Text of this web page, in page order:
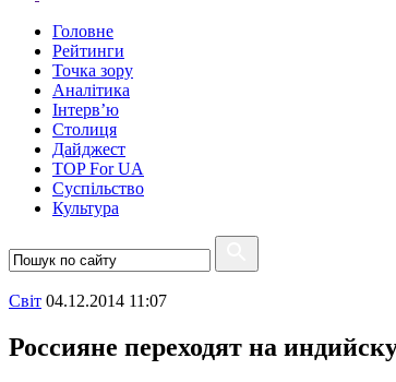
Головне
Рейтинги
Точка зору
Аналітика
Інтерв’ю
Столиця
Дайджест
TOP For UA
Суспiльство
Культура
Свiт 04.12.2014 11:07
Россияне переходят на